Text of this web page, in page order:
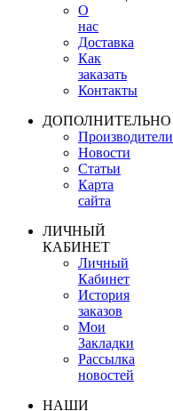
О
нас
Доставка
Как
заказать
Контакты
ДОПОЛНИТЕЛЬНО
Производители
Новости
Статьи
Карта
сайта
ЛИЧНЫЙ
КАБИНЕТ
Личный
Кабинет
История
заказов
Мои
Закладки
Рассылка
новостей
НАШИ